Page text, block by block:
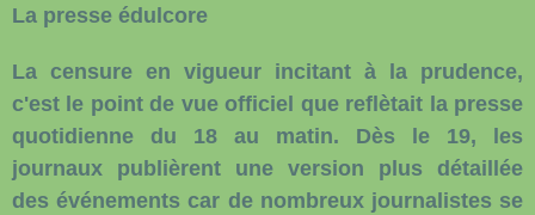
La presse édulcore
La censure en vigueur incitant à la prudence,
c'est le point de vue officiel que reflètait la presse
quotidienne du 18 au matin. Dès le 19, les
journaux publièrent une version plus détaillée
des événements car de nombreux journalistes se